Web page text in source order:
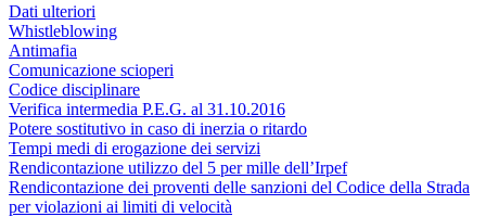
Dati ulteriori
Whistleblowing
Antimafia
Comunicazione scioperi
Codice disciplinare
Verifica intermedia P.E.G. al 31.10.2016
Potere sostitutivo in caso di inerzia o ritardo
Tempi medi di erogazione dei servizi
Rendicontazione utilizzo del 5 per mille dell’Irpef
Rendicontazione dei proventi delle sanzioni del Codice della Strada
per violazioni ai limiti di velocità